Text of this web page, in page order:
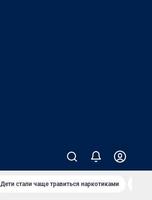
Дети стали чаще травиться наркотиками